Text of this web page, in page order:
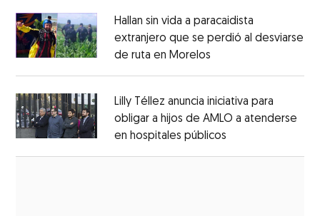
Hallan sin vida a paracaidista
extranjero que se perdió al desviarse
de ruta en Morelos
Lilly Téllez anuncia iniciativa para
obligar a hijos de AMLO a atenderse
en hospitales públicos